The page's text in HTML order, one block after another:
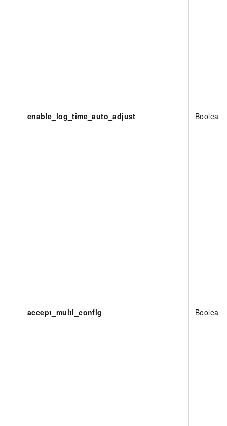
enable_log_time_auto_adjust Boolean
accept_multi_config Boolean